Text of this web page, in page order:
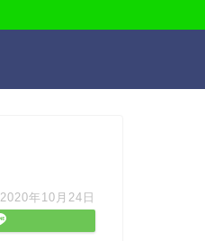
2020年10月24日